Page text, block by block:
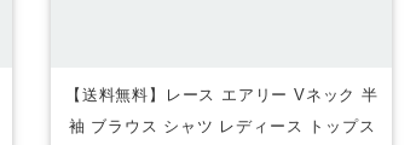
【送料無料】レース エアリー Vネック 半
袖 ブラウス シャツ レディース トップス